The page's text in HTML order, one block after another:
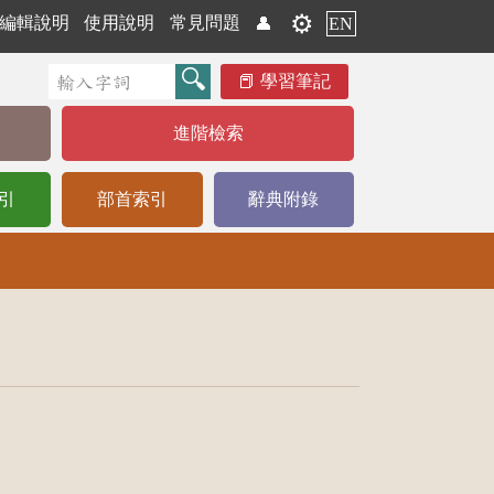
編輯說明 使用說明 常見問題 👤 ⚙️ EN
學習筆記
進階檢索
部首索引 辭典附錄